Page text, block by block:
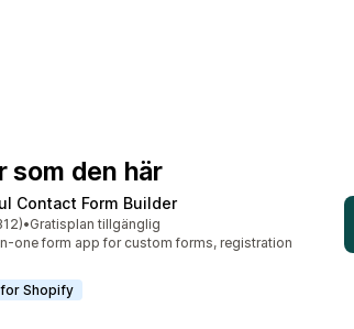
som den här
Contact Form Builder
totalt
•Gratisplan tillgänglig
one form app for custom forms, registration
Shopify